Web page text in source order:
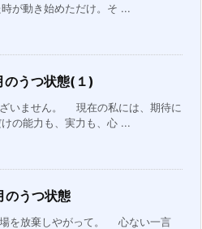
が動き始めただけ。そ ...
のうつ状態(１)
いません。 現在の私には、期待に
の能力も、実力も、心 ...
のうつ状態
を放棄しやがって。 心ない一言